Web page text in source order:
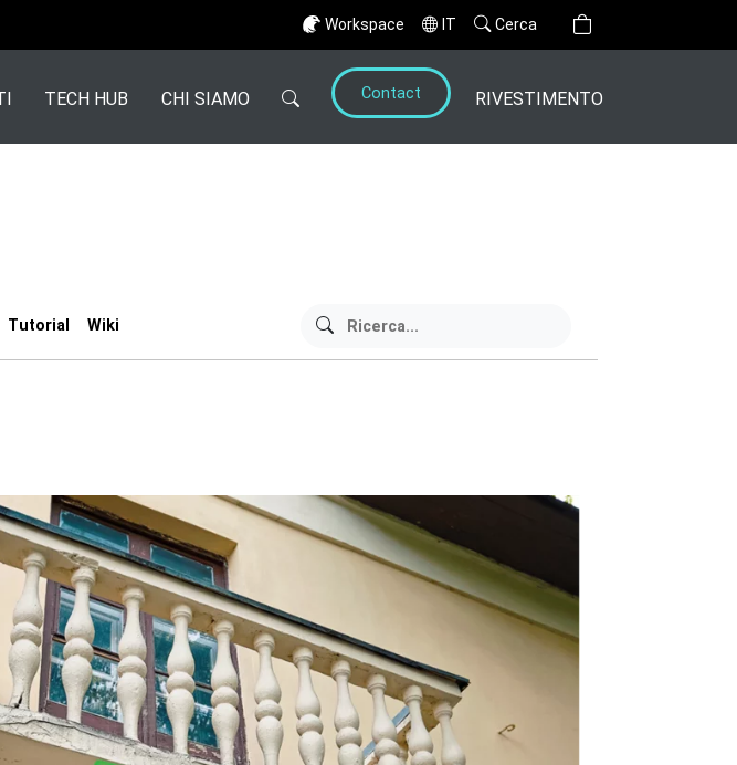
Workspace IT Cerca
TECH HUB CHI SIAMO Contact RIVESTIMENTO
Tutorial Wiki